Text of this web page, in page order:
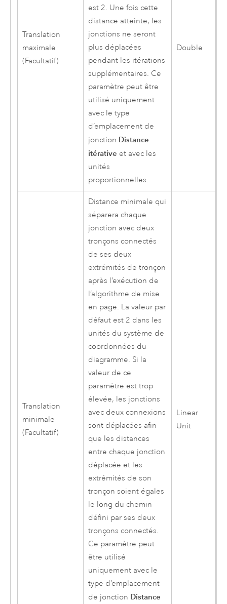
Translation
maximale
(Facultatif)
est 2. Une fois cette
distance atteinte, les
jonctions ne seront
plus déplacées
pendant les itérations
supplémentaires. Ce
paramètre peut être
utilisé uniquement
avec le type
d’emplacement de
jonction Distance
itérative et avec les
unités
proportionnelles.
Double
Translation
minimale
(Facultatif)
Distance minimale qui
séparera chaque
jonction avec deux
tronçons connectés
de ses deux
extrémités de tronçon
après l’exécution de
l’algorithme de mise
en page. La valeur par
défaut est 2 dans les
unités du système de
coordonnées du
diagramme. Si la
valeur de ce
paramètre est trop
élevée, les jonctions
avec deux connexions
sont déplacées afin
que les distances
entre chaque jonction
déplacée et les
extrémités de son
tronçon soient égales
le long du chemin
défini par ses deux
tronçons connectés.
Ce paramètre peut
être utilisé
uniquement avec le
type d’emplacement
de jonction Distance
Linear
Unit